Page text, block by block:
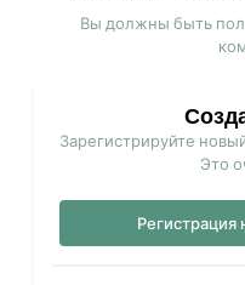
Вы должны быть
Зарегистрируйте
Это
Регистрация